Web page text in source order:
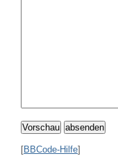
Vorschau absenden
[BBCode-Hilfe]